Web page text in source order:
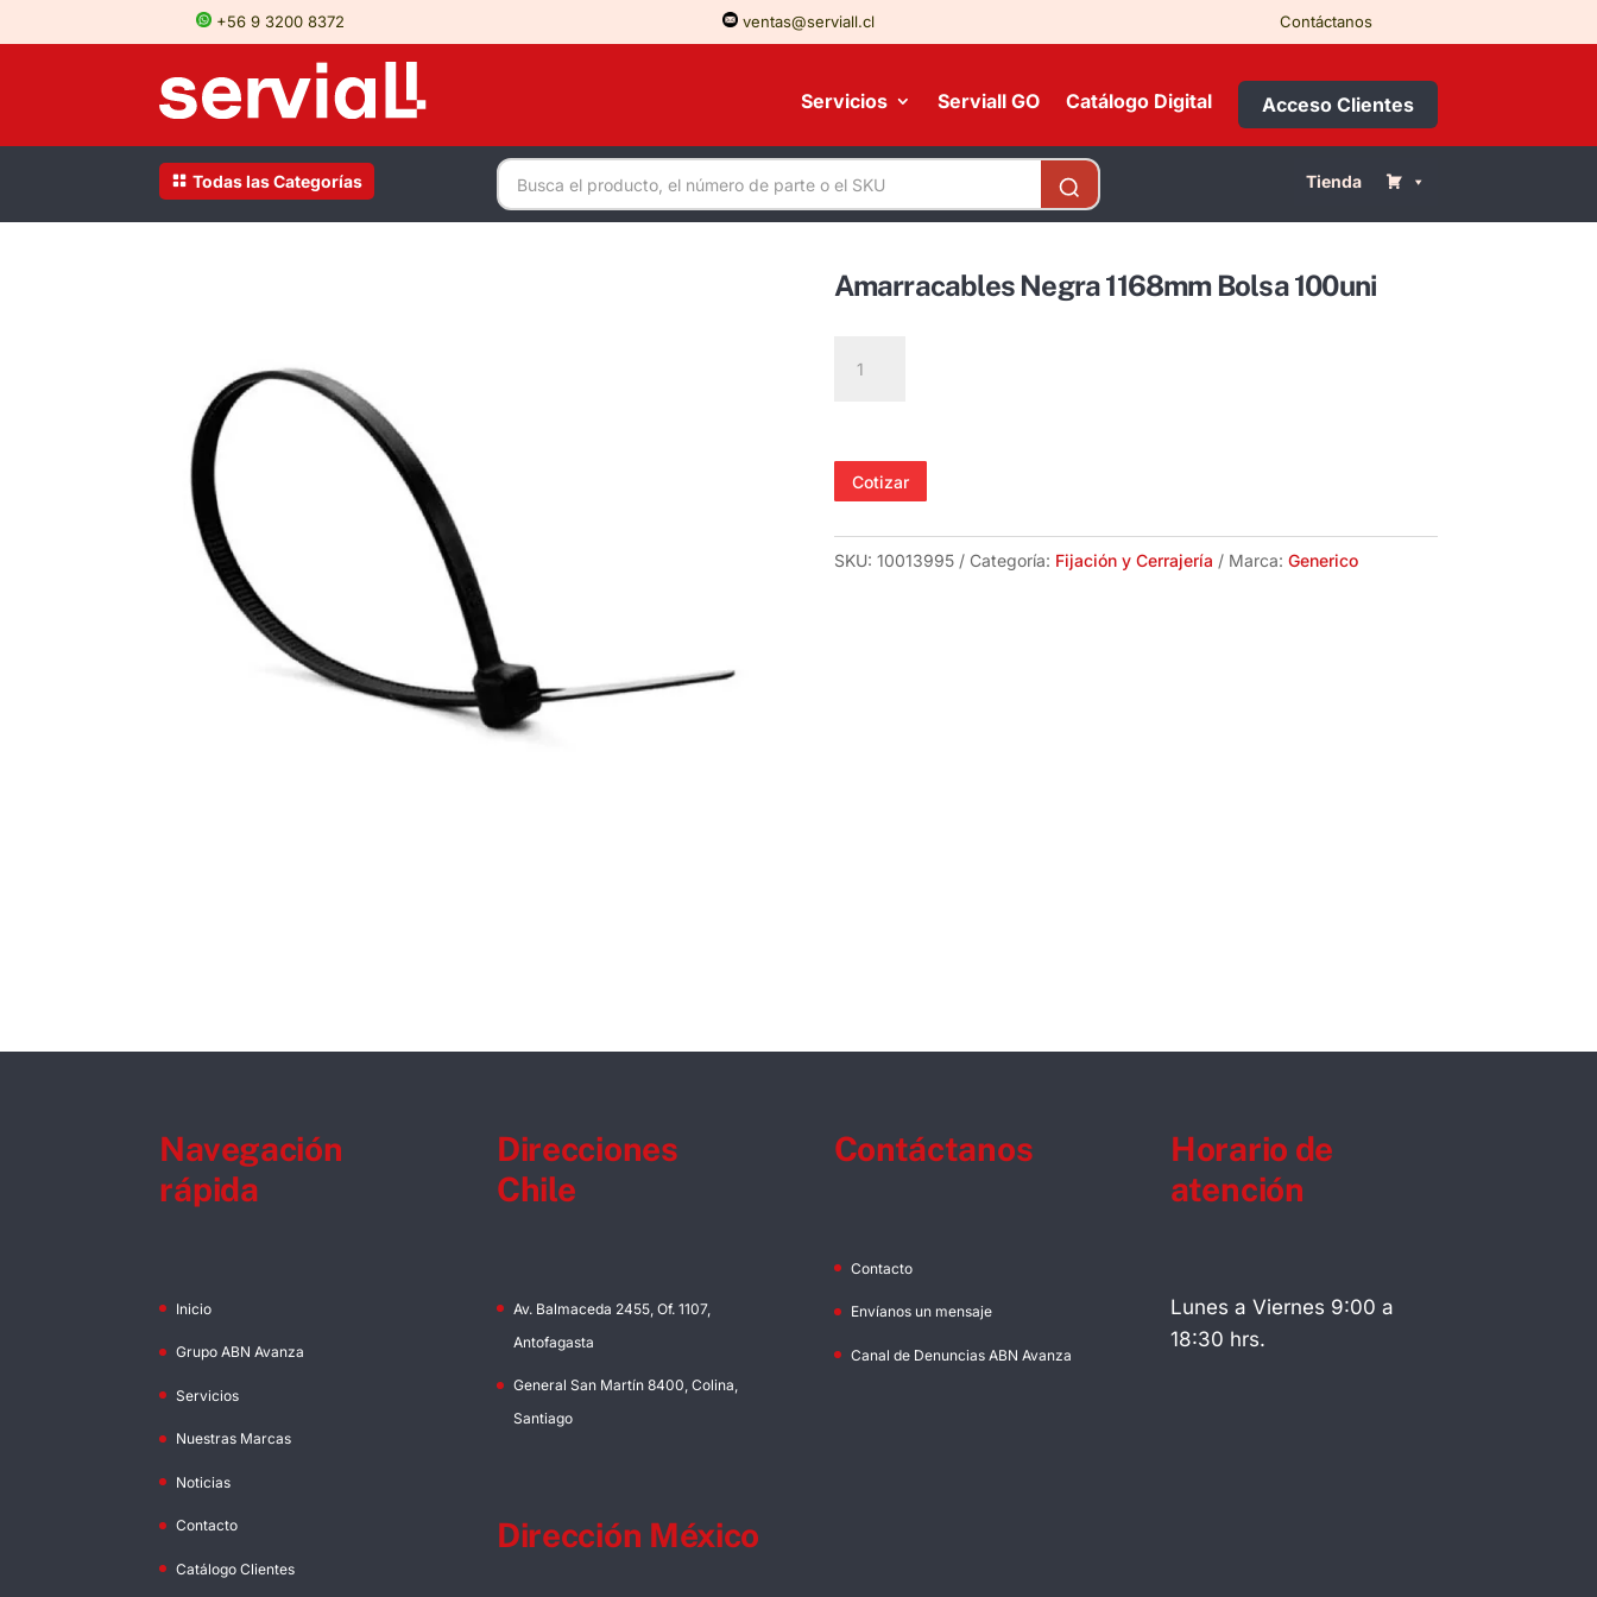
+56 9 3200 8372 ventas@serviall.cl Contáctanos
Servicios Serviall GO Catálogo Digital Acceso Clientes
Todas las Categorías Tienda
Amarracables Negra 1168mm Bolsa 100uni
Negra
100uni
Cotizar
SKU: 10013995 Categoría: Fijación y Cerrajería Marca: Generico
Navegación
rápida
Inicio
Grupo ABN Avanza
Servicios
Nuestras Marcas
Noticias
Contacto
Catálogo Clientes
Direcciones
Chile
Av. Balmaceda 2455, Of. 1107,
Antofagasta
General San Martín 8400, Colina,
Santiago
Dirección México
Contáctanos
Contacto
Envíanos un mensaje
Canal de Denuncias ABN Avanza
Horario de
atención
Lunes a Viernes 9:00 a
18:30 hrs.